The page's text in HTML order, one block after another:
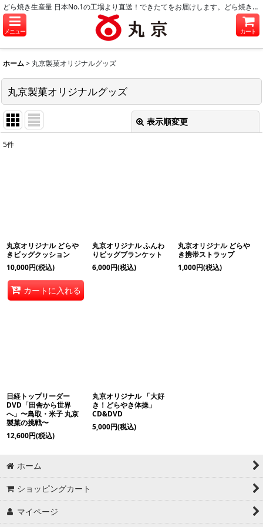
どら焼き生産量 日本No.1の工場より直送！できたてをお届けします。どら焼き・和菓子のお取り寄せに。
メニュー カート
ホーム > 丸京製菓オリジナルグッズ
丸京製菓オリジナルグッズ
表示順変更
5件
丸京オリジナル どらや
きビッグクッション
10,000円(税込)
カートに入れる
丸京オリジナル ふんわ
りビッグブランケット
6,000円(税込)
丸京オリジナル どらや
き携帯ストラップ
1,000円(税込)
日経トップリーダー
DVD「田舎から世界
へ」〜鳥取・米子 丸京
製菓の挑戦〜
12,600円(税込)
丸京オリジナル 「大好
き！どらやき体操」
CD&DVD
5,000円(税込)
ホーム
ショッピングカート
マイページ